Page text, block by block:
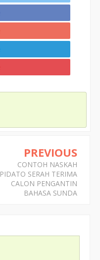
PREVIOUS
CONTOH NASKAH
PIDATO SERAH TERIMA
CALON PENGANTIN
BAHASA SUNDA